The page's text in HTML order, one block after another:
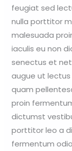
feugiat sed
nulla porttitor
malesuada
iaculis eu non
senectus et
augue ut
quam
proin
dictumst
porttitor leo a
fermentum